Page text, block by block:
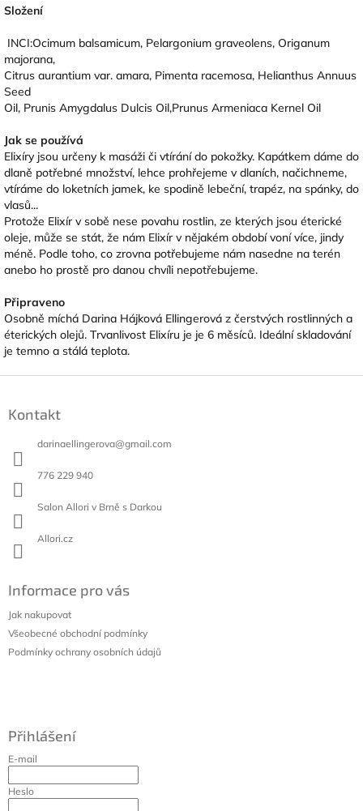
Složení
INCI:Ocimum balsamicum, Pelargonium graveolens, Origanum
majorana,
Citrus aurantium var. amara, Pimenta racemosa, Helianthus Annuus
Seed
Oil, Prunis Amygdalus Dulcis Oil,Prunus Armeniaca Kernel Oil
Jak se používá
Elixíry jsou určeny k masáži či vtírání do pokožky. Kapátkem dáme do
dlaně potřebné množství, lehce prohřejeme v dlaních, načichneme,
vtíráme do loketních jamek, ke spodině lebeční, trapéz, na spánky, do
vlasů...
Protože Elixír v sobě nese povahu rostlin, ze kterých jsou éterické
oleje, může se stát, že nám Elixír v nějakém období voní více, jindy
méně. Podle toho, co zrovna potřebujeme nám nasedne na terén
anebo ho prostě pro danou chvíli nepotřebujeme.
Připraveno
Osobně míchá Darina Hájková Ellingerová z čerstvých rostlinných a
éterických olejů. Trvanlivost Elixíru je je 6 měsíců. Ideální skladování
je temno a stálá teplota.
Kontakt
darinaellingerova@gmail.com
776 229 940
Salon Allori v Brně s Darkou
Allori.cz
Informace pro vás
Jak nakupovat
Všeobecné obchodní podmínky
Podmínky ochrany osobních údajů
Přihlášení
E-mail
Heslo